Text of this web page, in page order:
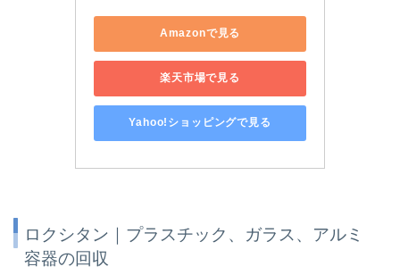
Amazonで見る
楽天市場で見る
Yahoo!ショッピングで見る
ロクシタン｜プラスチック、ガラス、アルミ
容器の回収